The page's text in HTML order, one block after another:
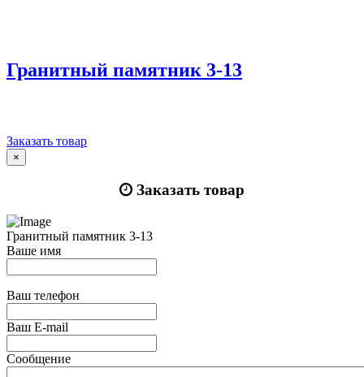
Гранитный памятник 3-13
Заказать товар
×
Заказать товар
Гранитный памятник 3-13
Ваше имя
Ваш телефон
Ваш E-mail
Сообщение